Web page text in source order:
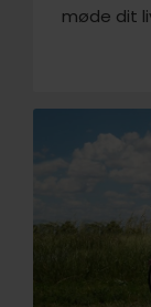
møde dit